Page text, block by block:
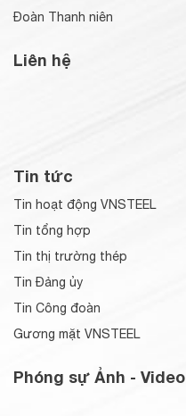
Đoàn Thanh niên
Liên hệ
Tin tức
Tin hoạt động VNSTEEL
Tin tổng hợp
Tin thị trường thép
Tin Đảng ủy
Tin Công đoàn
Gương mặt VNSTEEL
Phóng sự Ảnh - Video